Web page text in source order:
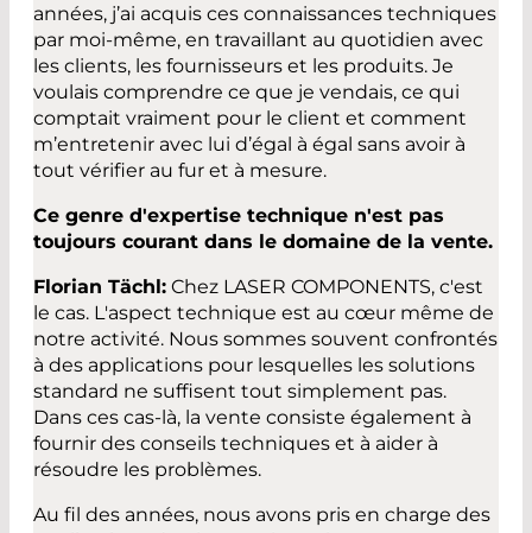
années, j’ai acquis ces connaissances techniques
par moi-même, en travaillant au quotidien avec
les clients, les fournisseurs et les produits. Je
voulais comprendre ce que je vendais, ce qui
comptait vraiment pour le client et comment
m’entretenir avec lui d’égal à égal sans avoir à
tout vérifier au fur et à mesure.
Ce genre d'expertise technique n'est pas
toujours courant dans le domaine de la vente.
Florian Tächl: Chez LASER COMPONENTS, c'est
le cas. L'aspect technique est au cœur même de
notre activité. Nous sommes souvent confrontés
à des applications pour lesquelles les solutions
standard ne suffisent tout simplement pas.
Dans ces cas-là, la vente consiste également à
fournir des conseils techniques et à aider à
résoudre les problèmes.
Au fil des années, nous avons pris en charge des